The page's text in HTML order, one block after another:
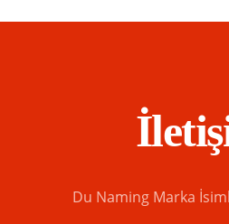
Du Naming Marka